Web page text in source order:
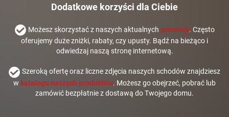
Dodatkowe korzyści dla Ciebie
Możesz skorzystać z naszych aktualnych promocji. Często
oferujemy duże zniżki, rabaty, czy upusty. Bądź na bieżąco i
odwiedzaj naszą stronę internetową.
Szeroką ofertę oraz liczne zdjęcia naszych schodów znajdziesz
w katalogu naszych produktów. Możesz go obejrzeć, pobrać lub
zamówić bezpłatnie z dostawą do Twojego domu.